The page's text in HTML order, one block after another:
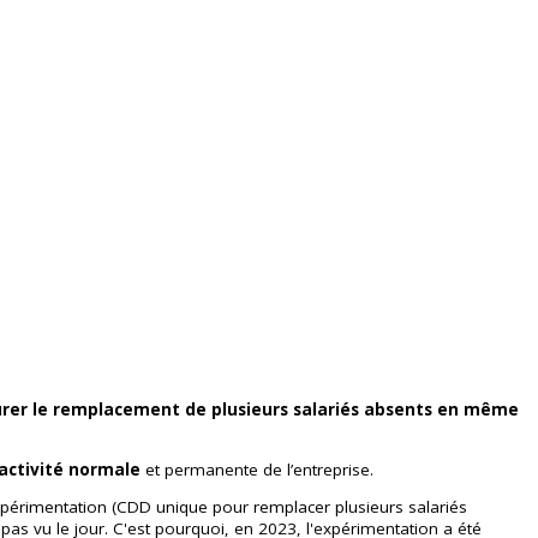
le remplacement de plusieurs salariés absents en même
normale et permanente de l’entreprise.
(CDD unique pour remplacer plusieurs salariés
vu le jour. C'est pourquoi, en 2023, l'expérimentation a été